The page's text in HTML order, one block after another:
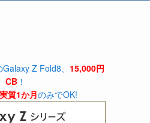
Z Fold8、 15,000円
CB ！
実質1か月のみでOK!